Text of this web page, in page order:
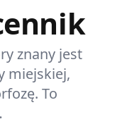
znany jest
miejskiej,
To